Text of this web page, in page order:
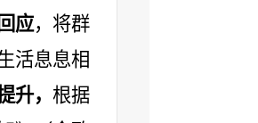
应，将群
活息息相
升， 根据